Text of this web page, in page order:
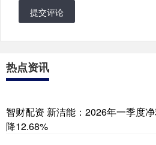
提交评论
热点资讯
智财配资 新洁能：2026年一季度
降12.68%